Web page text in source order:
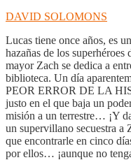
DAVID SOLOMONS
Lucas tiene once años, es
hazañas de los
mayor Zach se dedica a
biblioteca. Un día
PEOR ERROR DE LA
justo en el que baja un
misión a un terrestre… ¡Y
un supervillano secuestra a
que encontrarle en cinco
por ellos… ¡aunque no